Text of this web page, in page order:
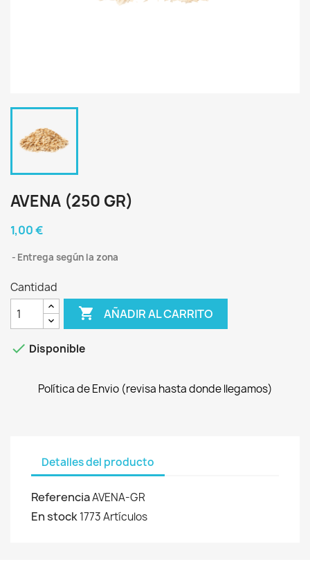
AVENA (250 GR)
1,00 €
Entrega según la zona
Cantidad
 AÑADIR AL CARRITO
 Disponible
Política de Envio (revisa hasta donde llegamos)
Detalles del producto
ReferenciaAVENA-GR
En stock1773 Artículos